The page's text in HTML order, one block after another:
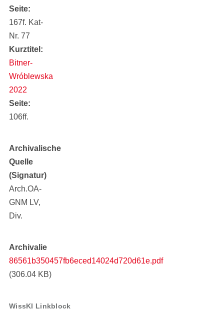
Seite
167f. Kat-
Nr. 77
Kurztitel
Bitner-
Wróblewska
2022
Seite
106ff.
Archivalische
Quelle
(Signatur)
Arch.OA-
GNM LV,
Div.
Archivalie
86561b350457fb6eced14024d720d61e.pdf
(306.04 KB)
WissKI Linkblock